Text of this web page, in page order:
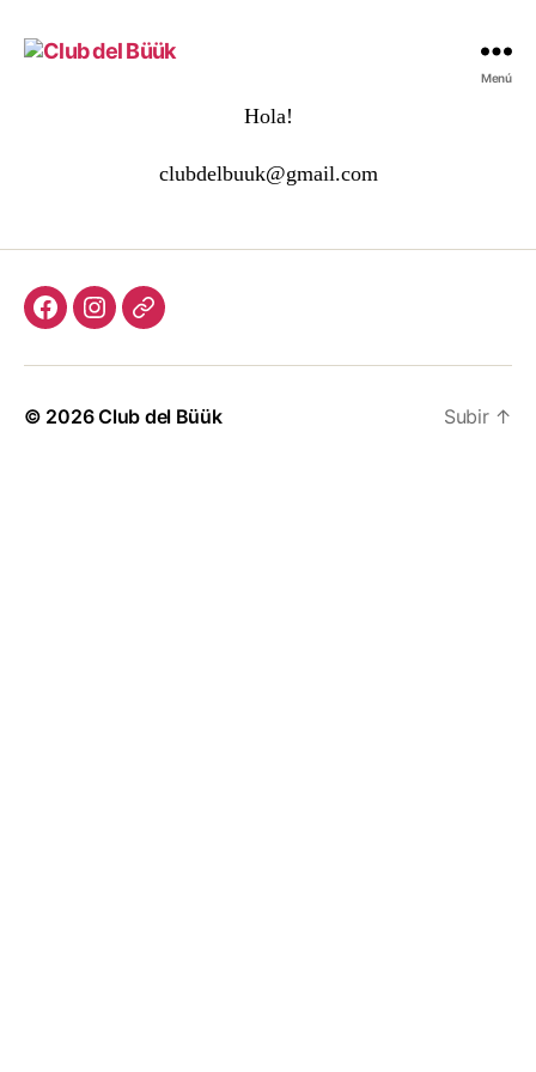
Menú
Hola!
clubdelbuuk@gmail.com
Facebook
Instagram
Correo
© 2026Club del Büük Subir ↑